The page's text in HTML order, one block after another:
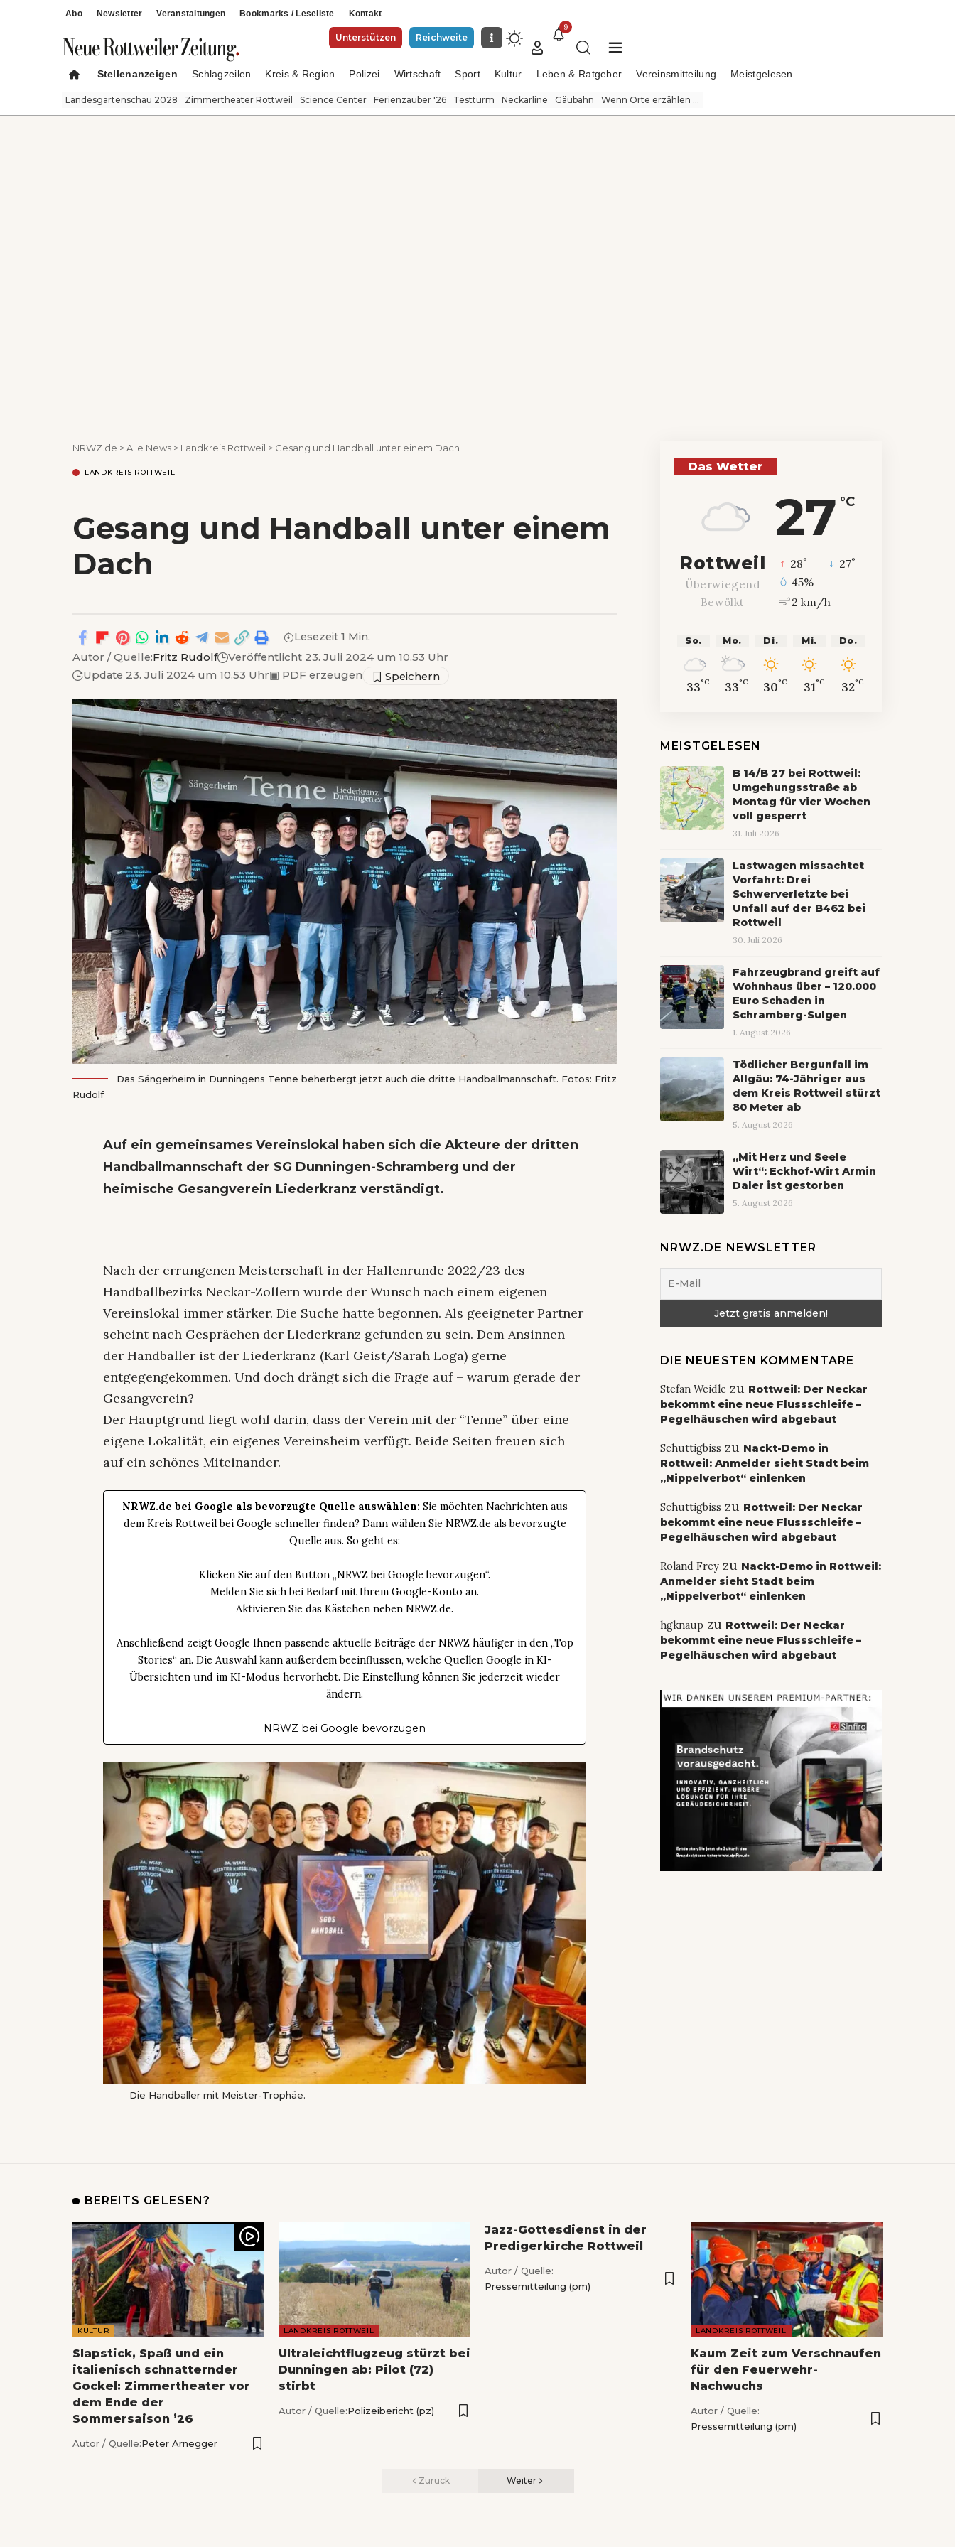
Abo Newsletter Veranstaltungen Bookmarks / Leseliste Kontakt
Unterstützen Reichweite
9
Stellenanzeigen Schlagzeilen Kreis & Region Polizei Wirtschaft Sport Kultur Leben & Ratgeber Vereinsmitteilung Meistgelesen
Landesgartenschau 2028 Zimmertheater Rottweil Science Center Ferienzauber '26 Testturm Neckarline Gäubahn Wenn Orte erzählen ...
NRWZ.de >Alle News > Landkreis Rottweil > Gesang und Handball unter einem Dach
LANDKREIS ROTTWEIL
Gesang und Handball unter einem
Dach
Autor / Quelle:Fritz Rudolf
Veröffentlicht 23. Juli 2024 um 10.53 Uhr
Update 23. Juli 2024 um 10.53 Uhr▣ PDF erzeugen
Lesezeit 1 Min.
Das Sängerheim in Dunningens Tenne beherbergt jetzt auch die dritte Handballmannschaft. Fotos: Fritz
Rudolf
Auf ein gemeinsames Vereinslokal haben sich die Akteure der dritten
Handballmannschaft der SG Dunningen-Schramberg und der
heimische Gesangverein Liederkranz verständigt.
Nach der errungenen Meisterschaft in der Hallenrunde 2022/23 des
Handballbezirks Neckar-Zollern wurde der Wunsch nach einem eigenen
Vereinslokal immer stärker. Die Suche hatte begonnen. Als geeigneter Partner
scheint nach Gesprächen der Liederkranz gefunden zu sein. Dem Ansinnen
der Handballer ist der Liederkranz (Karl Geist/Sarah Loga) gerne
entgegengekommen. Und doch drängt sich die Frage auf – warum gerade der
Gesangverein?
Der Hauptgrund liegt wohl darin, dass der Verein mit der “Tenne” über eine
eigene Lokalität, ein eigenes Vereinsheim verfügt. Beide Seiten freuen sich
auf ein schönes Miteinander.
NRWZ.de bei Google als bevorzugte Quelle auswählen: Sie möchten Nachrichten aus
dem Kreis Rottweil bei Google schneller finden? Dann wählen Sie NRWZ.de als bevorzugte
Quelle aus. So geht es:
Klicken Sie auf den Button „NRWZ bei Google bevorzugen“.
Melden Sie sich bei Bedarf mit Ihrem Google-Konto an.
Aktivieren Sie das Kästchen neben NRWZ.de.
Anschließend zeigt Google Ihnen passende aktuelle Beiträge der NRWZ häufiger in den „Top
Stories“ an. Die Auswahl kann außerdem beeinflussen, welche Quellen Google in KI-
Übersichten und im KI-Modus hervorhebt. Die Einstellung können Sie jederzeit wieder
ändern.
NRWZ bei Google bevorzugen
Die Handballer mit Meister-Trophäe.
Das Wetter
27 °C
Rottweil
Überwiegend
Bewölkt
28° 27°
45%
2 km/h
So.
33°C
Mo.
33°C
Di.
30°C
Mi.
31°C
Do.
32°C
MEISTGELESEN
B 14/B 27 bei Rottweil:
Umgehungsstraße ab
Montag für vier Wochen
voll gesperrt
31. Juli 2026
Lastwagen missachtet
Vorfahrt: Drei
Schwerverletzte bei
Unfall auf der B462 bei
Rottweil
30. Juli 2026
Fahrzeugbrand greift auf
Wohnhaus über – 120.000
Euro Schaden in
Schramberg-Sulgen
1. August 2026
Tödlicher Bergunfall im
Allgäu: 74-Jähriger aus
dem Kreis Rottweil stürzt
80 Meter ab
5. August 2026
„Mit Herz und Seele
Wirt“: Eckhof-Wirt Armin
Daler ist gestorben
5. August 2026
NRWZ.DE NEWSLETTER
DIE NEUESTEN KOMMENTARE
Stefan Weidle zu Rottweil: Der Neckar
bekommt eine neue Flussschleife –
Pegelhäuschen wird abgebaut
Schuttigbiss zu Nackt-Demo in
Rottweil: Anmelder sieht Stadt beim
„Nippelverbot“ einlenken
Schuttigbiss zu Rottweil: Der Neckar
bekommt eine neue Flussschleife –
Pegelhäuschen wird abgebaut
Roland Freyzu Nackt-Demo in Rottweil:
Anmelder sieht Stadt beim
„Nippelverbot“ einlenken
hgknaupzu Rottweil: Der Neckar
bekommt eine neue Flussschleife –
Pegelhäuschen wird abgebaut
BEREITS GELESEN?
KULTUR
Slapstick, Spaß und ein
italienisch schnatternder
Gockel: Zimmertheater vor
dem Ende der
Sommersaison ’26
Autor / Quelle:Peter Arnegger
LANDKREIS ROTTWEIL
Ultraleichtflugzeug stürzt bei
Dunningen ab: Pilot (72)
stirbt
Autor / Quelle:Polizeibericht (pz)
Jazz-Gottesdienst in der
Predigerkirche Rottweil
Autor / Quelle:
Pressemitteilung (pm)
LANDKREIS ROTTWEIL
Kaum Zeit zum Verschnaufen
für den Feuerwehr-
Nachwuchs
Autor / Quelle:
Pressemitteilung (pm)
Zurück Weiter